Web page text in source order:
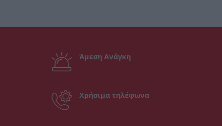
Άμεση Ανάγκη
Χρήσιμα τηλέφωνα